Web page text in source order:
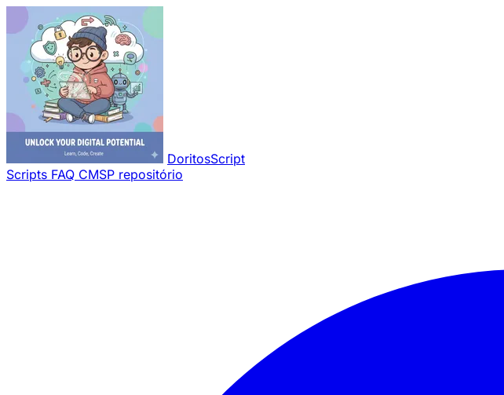
Pular para o conteúdo principal
DoritosScript
Scripts FAQ CMSP repositório